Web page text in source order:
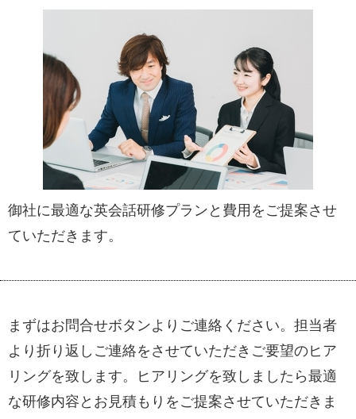
御社に最適な英会話研修プランと費用をご提案させ
ていただきます。
まずはお問合せボタンよりご連絡ください。担当者
より折り返しご連絡をさせていただきご要望のヒア
リングを致します。ヒアリングを致しましたら最適
な研修内容とお見積もりをご提案させていただきま